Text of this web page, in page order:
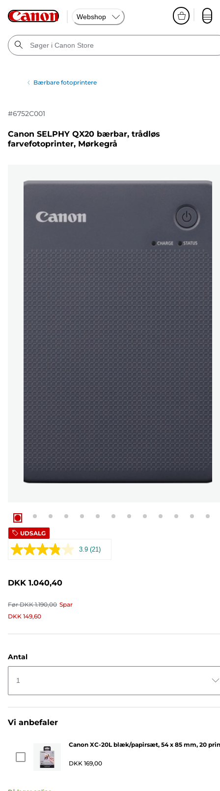
Webshop
Bærbare fotoprintere
#6752C001
Canon SELPHY QX20 bærbar, trådløs
farvefotoprinter, Mørkegrå
UDSALG
3.9 Læs
(21)
DKK 1.040,40
FørDKK 1.190,00 Spar
DKK 149,60
Antal
1
Vi anbefaler
Canon XC-20L blæk/papirsæt, 54 x 85 mm, 20
DKK 169,00